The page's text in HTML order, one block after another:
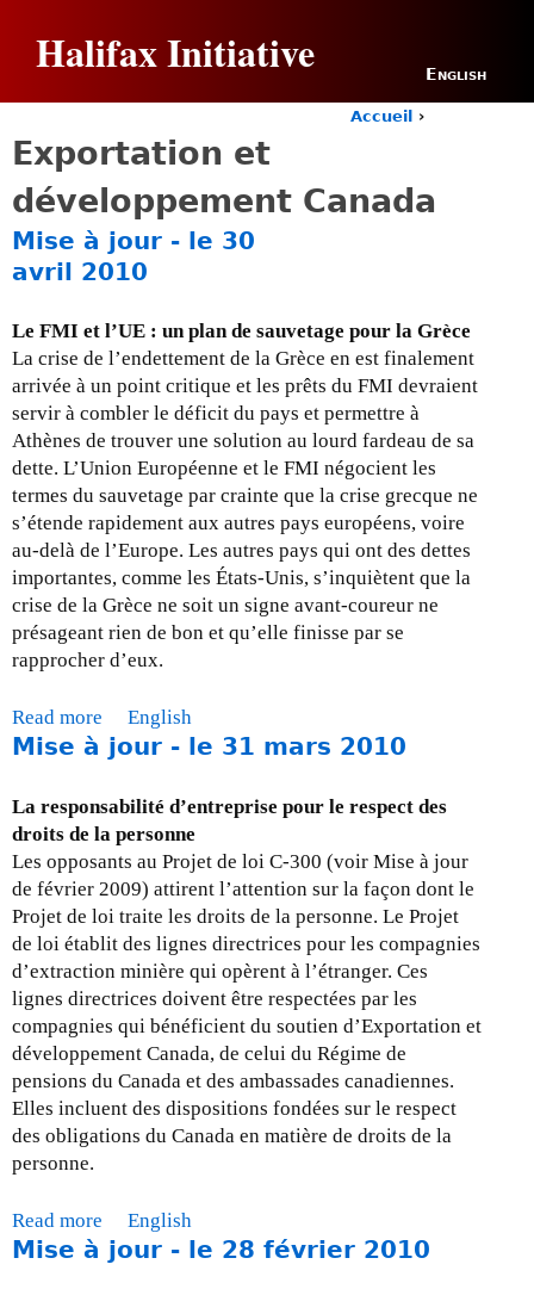
Halifax Initiative English
o
a
r
e
h
r
e
Accueil ›
Exportation et
développement Canada
Mise à jour - le 30
avril 2010
Le FMI et l’UE : un plan de sauvetage pour la Grèce
La crise de l’endettement de la Grèce en est finalement
arrivée à un point critique et les prêts du FMI devraient
servir à combler le déficit du pays et permettre à
Athènes de trouver une solution au lourd fardeau de sa
dette. L’Union Européenne et le FMI négocient les
termes du sauvetage par crainte que la crise grecque ne
s’étende rapidement aux autres pays européens, voire
au-delà de l’Europe. Les autres pays qui ont des dettes
importantes, comme les États-Unis, s’inquiètent que la
crise de la Grèce ne soit un signe avant-coureur ne
présageant rien de bon et qu’elle finisse par se
rapprocher d’eux.
Read more
b
u
t
M
i
s
e
à
j
o
u
r
-
l
a
v
English
Mise à jour - le 31 mars 2010
La responsabilité d’entreprise pour le respect des
droits de la personne
Les opposants au Projet de loi C-300 (voir Mise à jour
de février 2009) attirent l’attention sur la façon dont le
Projet de loi traite les droits de la personne. Le Projet
de loi établit des lignes directrices pour les compagnies
d’extraction minière qui opèrent à l’étranger. Ces
lignes directrices doivent être respectées par les
compagnies qui bénéficient du soutien d’Exportation et
développement Canada, de celui du Régime de
pensions du Canada et des ambassades canadiennes.
Elles incluent des dispositions fondées sur le respect
des obligations du Canada en matière de droits de la
personne.
Read more
b
English
Mise à jour - le 28 février 2010